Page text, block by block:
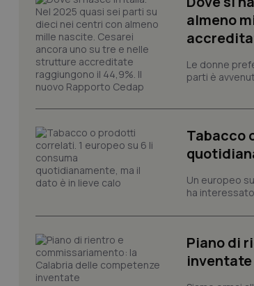
almeno
Le donne
parti è
Tabacco
Un europeo
ha interessato
Piano di
inventate